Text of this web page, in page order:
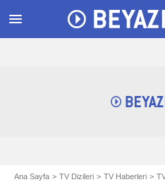
menu
Ana Sayfa TV Dizileri TV Haberleri